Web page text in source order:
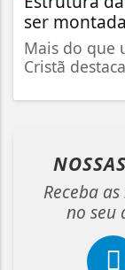
ser
Mais do que
Cristã
Receba
no seu